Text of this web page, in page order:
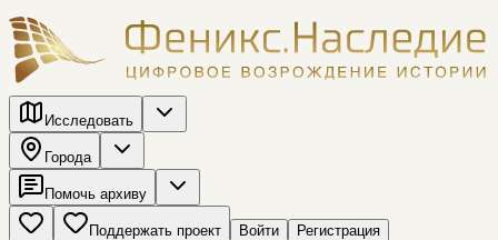
Исследовать
Города
Помочь архиву
Поддержать проект Войти Регистрация